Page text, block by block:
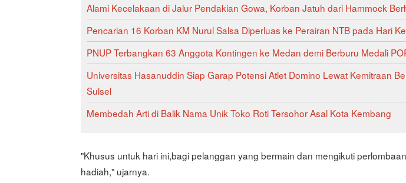
Alami Kecelakaan di Jalur Pendakian Gowa, Korban Jatuh dari Hammock
Pencarian 16 Korban KM Nurul Salsa Diperluas ke Perairan NTB pada Hari
PNUP Terbangkan 63 Anggota Kontingen ke Medan demi Berburu Medali
Universitas Hasanuddin Siap Garap Potensi Atlet Domino Lewat Kemitraan
Sulsel
Membedah Arti di Balik Nama Unik Toko Roti Tersohor Asal Kota Kembang
"Khusus untuk hari ini,bagi pelanggan yang bermain dan mengikuti
hadiah," ujarnya.